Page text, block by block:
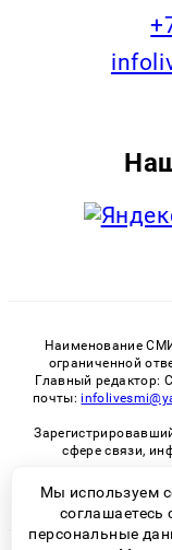
Наименование
ограниченной
Главный редактор:
почты:
сфере связи,
Регистрационный
Мы используем
персональные